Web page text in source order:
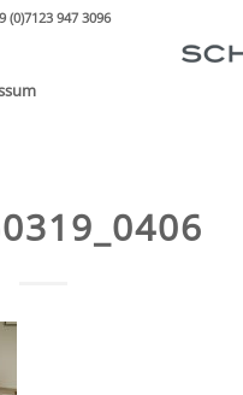
(0)7123 947 3096